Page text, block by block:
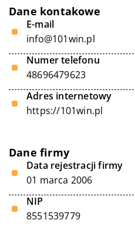
Dane kontakowe
E-mail
info@101win.pl
Numer telefonu
48696479623
Adres internetowy
https://101win.pl
Dane firmy
Data rejestracji firmy
01 marca 2006
NIP
8551539779